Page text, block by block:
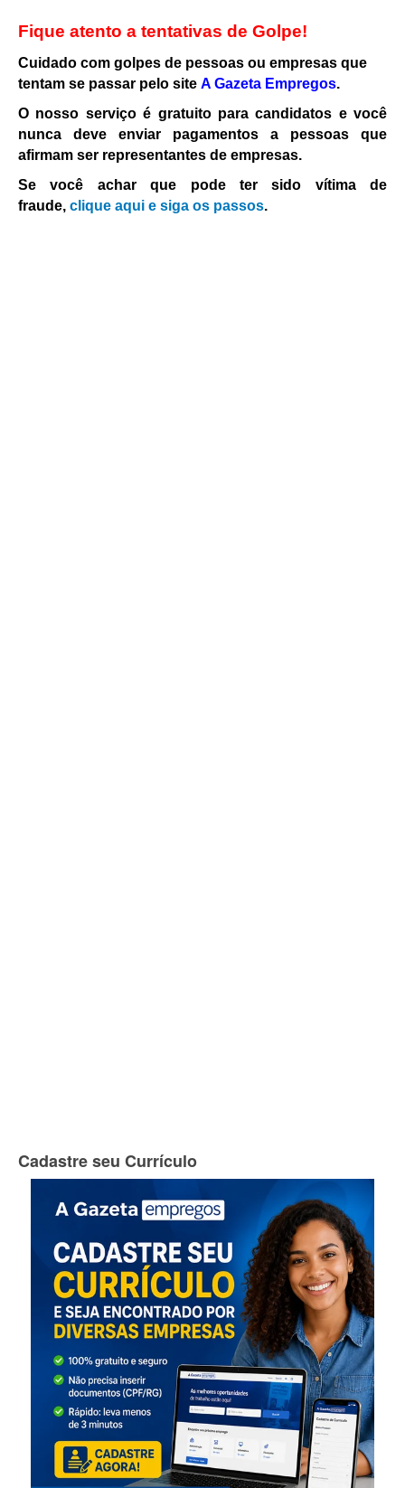
Fique atento a tentativas de Golpe!
Cuidado com golpes de pessoas ou empresas que
tentam se passar pelo site A Gazeta Empregos.
O nosso serviço é gratuito para candidatos e você
nunca deve enviar pagamentos a pessoas que
afirmam ser representantes de empresas.
Se você achar que pode ter sido vítima de
fraude, clique aqui e siga os passos.
Cadastre seu Currículo